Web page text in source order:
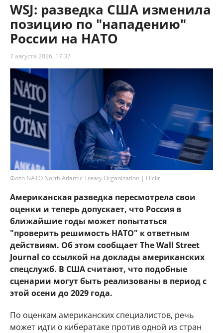
WSJ: разведка США изменила
позицию по "нападению"
России на НАТО
7 августа 2026, 17:37
Фото NATO North Atlantic Treaty Organization | Flickr
Американская разведка пересмотрела свои
оценки и теперь допускает, что Россия в
ближайшие годы может попытаться
"проверить решимость НАТО" к ответным
действиям. Об этом сообщает The Wall Street
Journal со ссылкой на доклады американских
спецслужб. В США считают, что подобные
сценарии могут быть реализованы в период с
этой осени до 2029 года.
По оценкам американских специалистов, речь
может идти о кибератаке против одной из стран